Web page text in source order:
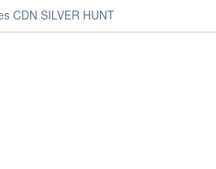
CDN SILVER HUNT